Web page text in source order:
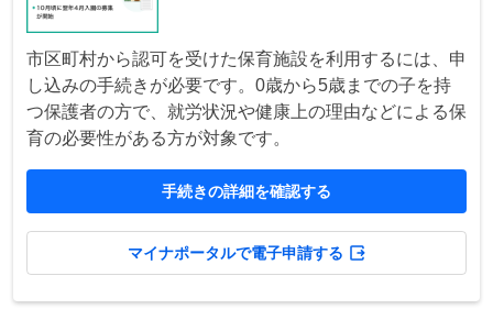
市区町村から認可を受けた保育施設を利用するには、申
し込みの手続きが必要です。0歳から5歳までの子を持
つ保護者の方で、就労状況や健康上の理由などによる保
育の必要性がある方が対象です。
手続きの詳細を確認する
マイナポータルで電子申請する